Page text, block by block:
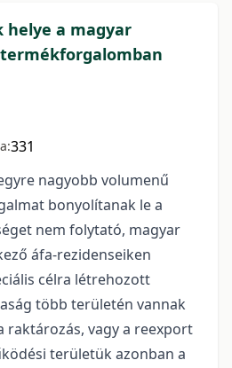
helye a magyar
331
nagyobb volumenű
bonyolítanak le a
nem folytató, magyar
áfa-rezidenseiken
célra létrehozott
több területén vannak
raktározás, vagy a reexport
területük azonban a